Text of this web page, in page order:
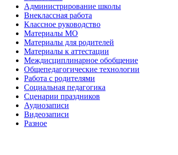
Администрирование школы
Внеклассная работа
Классное руководство
Материалы МО
Материалы для родителей
Материалы к аттестации
Междисциплинарное обобщение
Общепедагогические технологии
Работа с родителями
Социальная педагогика
Сценарии праздников
Аудиозаписи
Видеозаписи
Разное